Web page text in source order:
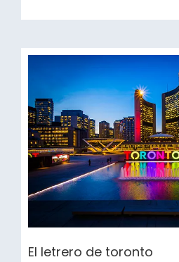
const
El letrero de toronto